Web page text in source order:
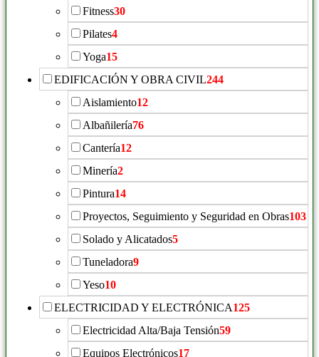
Fitness30
Pilates4
Yoga15
EDIFICACIÓN Y OBRA CIVIL244
Aislamiento12
Albañilería76
Cantería12
Minería2
Pintura14
Proyectos, Seguimiento y Seguridad en Obras103
Solado y Alicatados5
Tuneladora9
Yeso10
ELECTRICIDAD Y ELECTRÓNICA125
Electricidad Alta/Baja Tensión59
Equipos Electrónicos17